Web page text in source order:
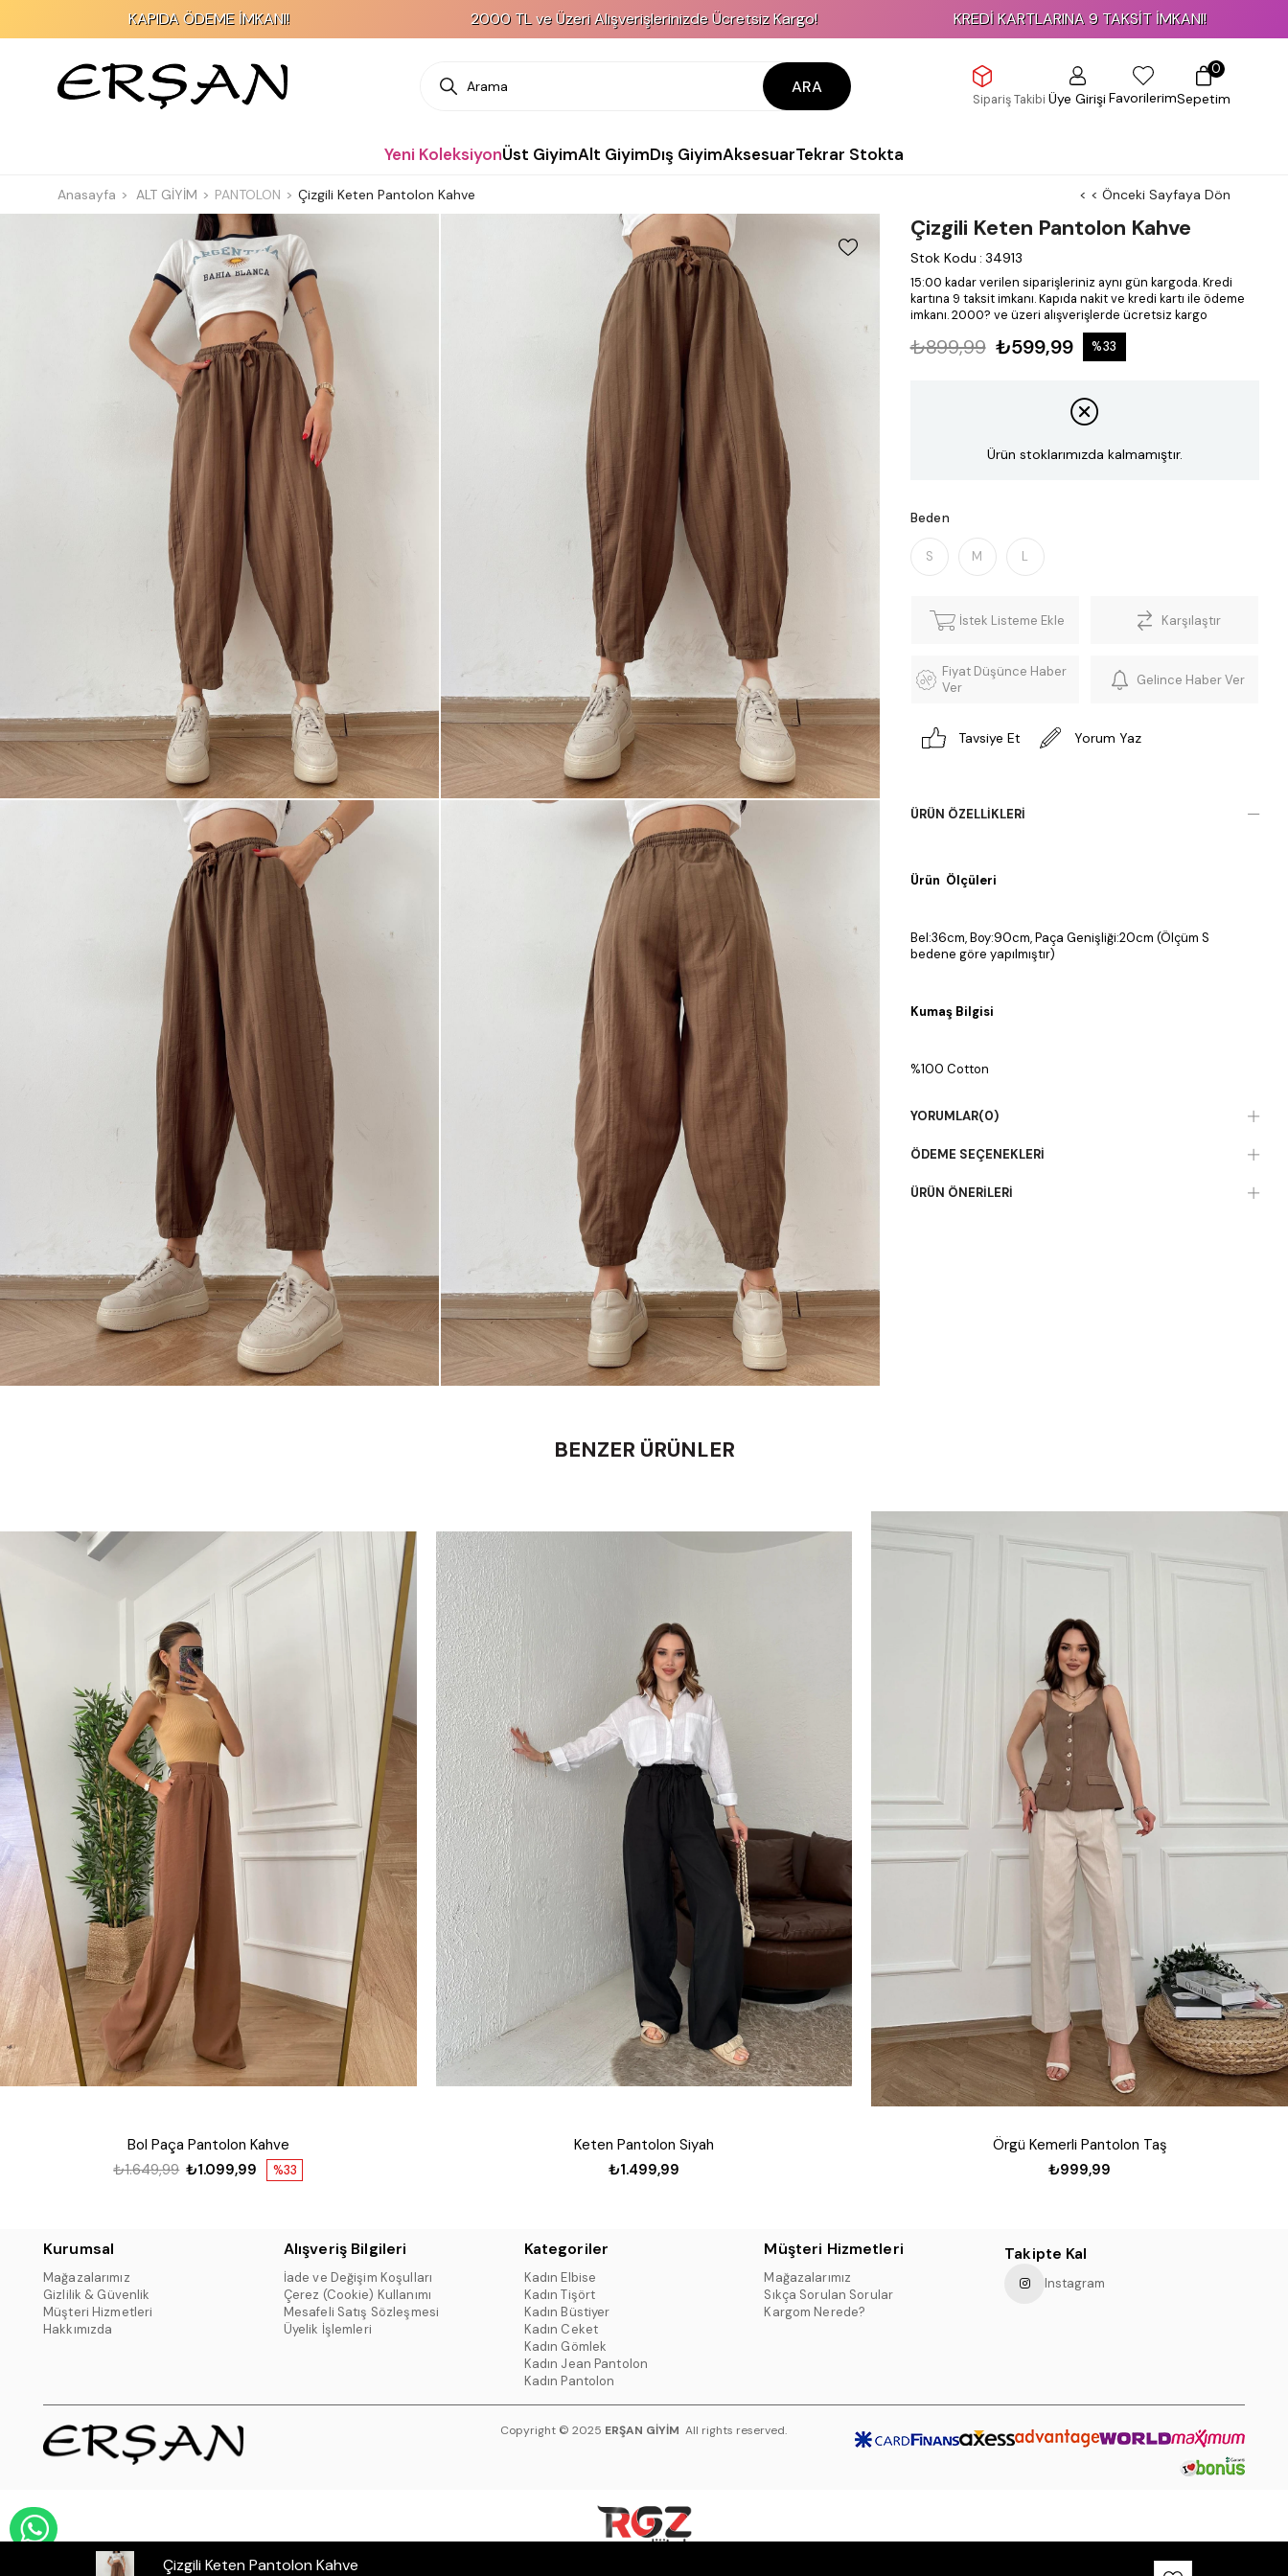
KAPIDA ÖDEME İMKANI! 2000 TL ve Üzeri Alışverişlerinizde Ücretsiz Kargo! KREDİ KARTLARINA 9 TAKSİT İMKANI!
ARA
Sipariş Takibi Üye GirişiFavorilerimSepetim
0
Yeni KoleksiyonÜst GiyimAlt GiyimDış GiyimAksesuarTekrar Stokta
Anasayfa ALT GİYİM PANTOLON Çizgili Keten Pantolon Kahve < < Önceki Sayfaya Dön
Çizgili Keten Pantolon Kahve
Stok Kodu : 34913
15:00 kadar verilen siparişleriniz aynı gün kargoda. Kredi
kartına 9 taksit imkanı. Kapıda nakit ve kredi kartı ile ödeme
imkanı. 2000? ve üzeri alışverişlerde ücretsiz kargo
₺899,99 ₺599,99 %33
Ürün stoklarımızda kalmamıştır.
Beden
S M L
İstek Listeme Ekle Karşılaştır
Fiyat Düşünce Haber
Ver
Gelince Haber Ver
Tavsiye Et Yorum Yaz
ÜRÜN ÖZELLIKLERI
Ürün Ölçüleri
Bel:36cm, Boy:90cm, Paça Genişliği:20cm (Ölçüm S
bedene göre yapılmıştır)
Kumaş Bilgisi
%100 Cotton
YORUMLAR(0)
ÖDEME SEÇENEKLERI
ÜRÜN ÖNERILERI
BENZER ÜRÜNLER
Bol Paça Pantolon Kahve
%33
₺1.099,99
₺1.649,99
Keten Pantolon Siyah
₺1.499,99
Örgü Kemerli Pantolon Taş
₺999,99
Kurumsal
Mağazalarımız
Gizlilik & Güvenlik
Müşteri Hizmetleri
Hakkımızda
Alışveriş Bilgileri
İade ve Değişim Koşulları
Çerez (Cookie) Kullanımı
Mesafeli Satış Sözleşmesi
Üyelik İşlemleri
Kategoriler
Kadın Elbise
Kadın Tişört
Kadın Büstiyer
Kadın Ceket
Kadın Gömlek
Kadın Jean Pantolon
Kadın Pantolon
Müşteri Hizmetleri
Mağazalarımız
Sıkça Sorulan Sorular
Kargom Nerede?
Takipte Kal
Instagram
Copyright © 2025 ERŞAN GİYİM All rights reserved.
Çizgili Keten Pantolon Kahve